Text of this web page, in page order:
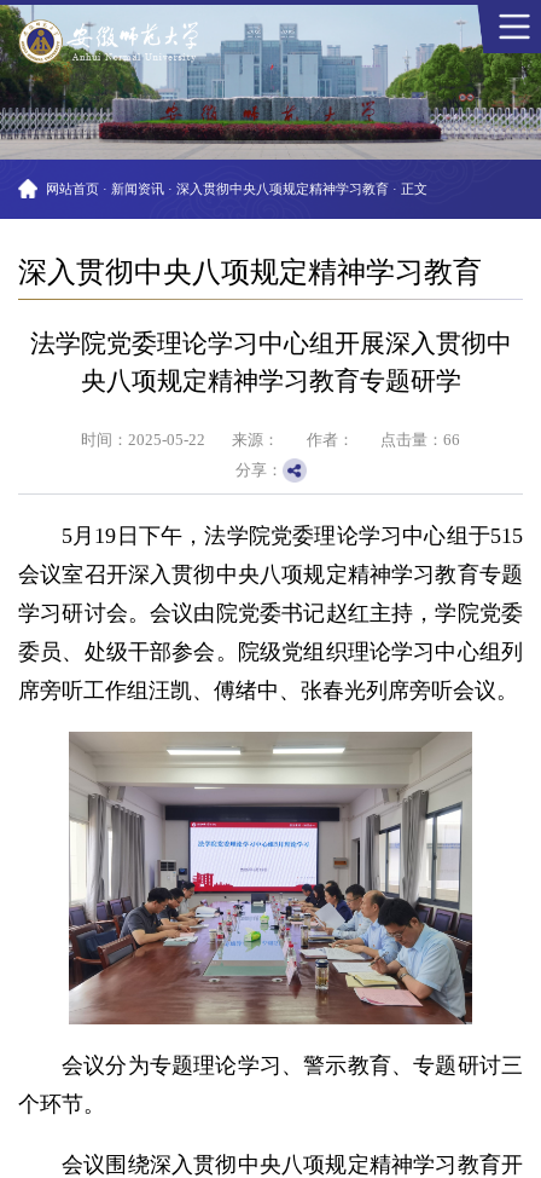
网站首页 · 新闻资讯 · 深入贯彻中央八项规定精神学习教育 · 正文
深入贯彻中央八项规定精神学习教育
法学院党委理论学习中心组开展深入贯彻中
央八项规定精神学习教育专题研学
时间：2025-05-22 来源： 作者： 点击量：66
分享：
5月19日下午，法学院党委理论学习中心组于515
会议室召开深入贯彻中央八项规定精神学习教育专题
学习研讨会。会议由院党委书记赵红主持，学院党委
委员、处级干部参会。院级党组织理论学习中心组列
席旁听工作组汪凯、傅绪中、张春光列席旁听会议。
会议分为专题理论学习、警示教育、专题研讨三
个环节。
会议围绕深入贯彻中央八项规定精神学习教育开